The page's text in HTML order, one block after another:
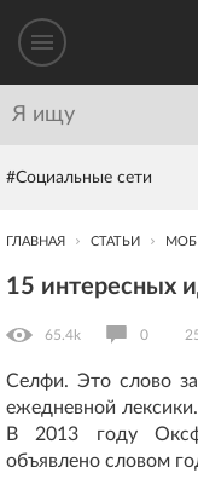
#Социальные сети
ГЛАВНАЯ СТАТЬИ
15 интересных
65.4k 0
Селфи. Это слово
ежедневной
В 2013 году
объявлено словом